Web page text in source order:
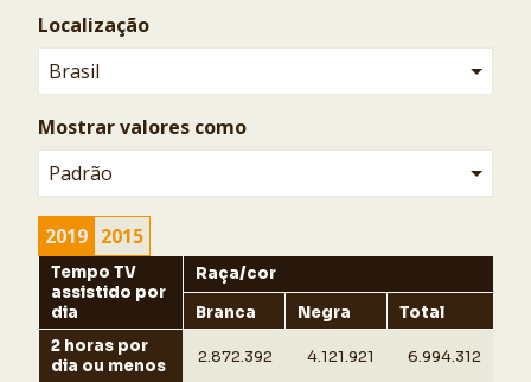
Localização
Brasil
Mostrar valores como
Padrão
2019 2015
Tempo TV
assistido por
dia
Raça/cor
Branca
Negra
Total
2 horas por
dia ou menos
2.872.392 4.121.921 6.994.312